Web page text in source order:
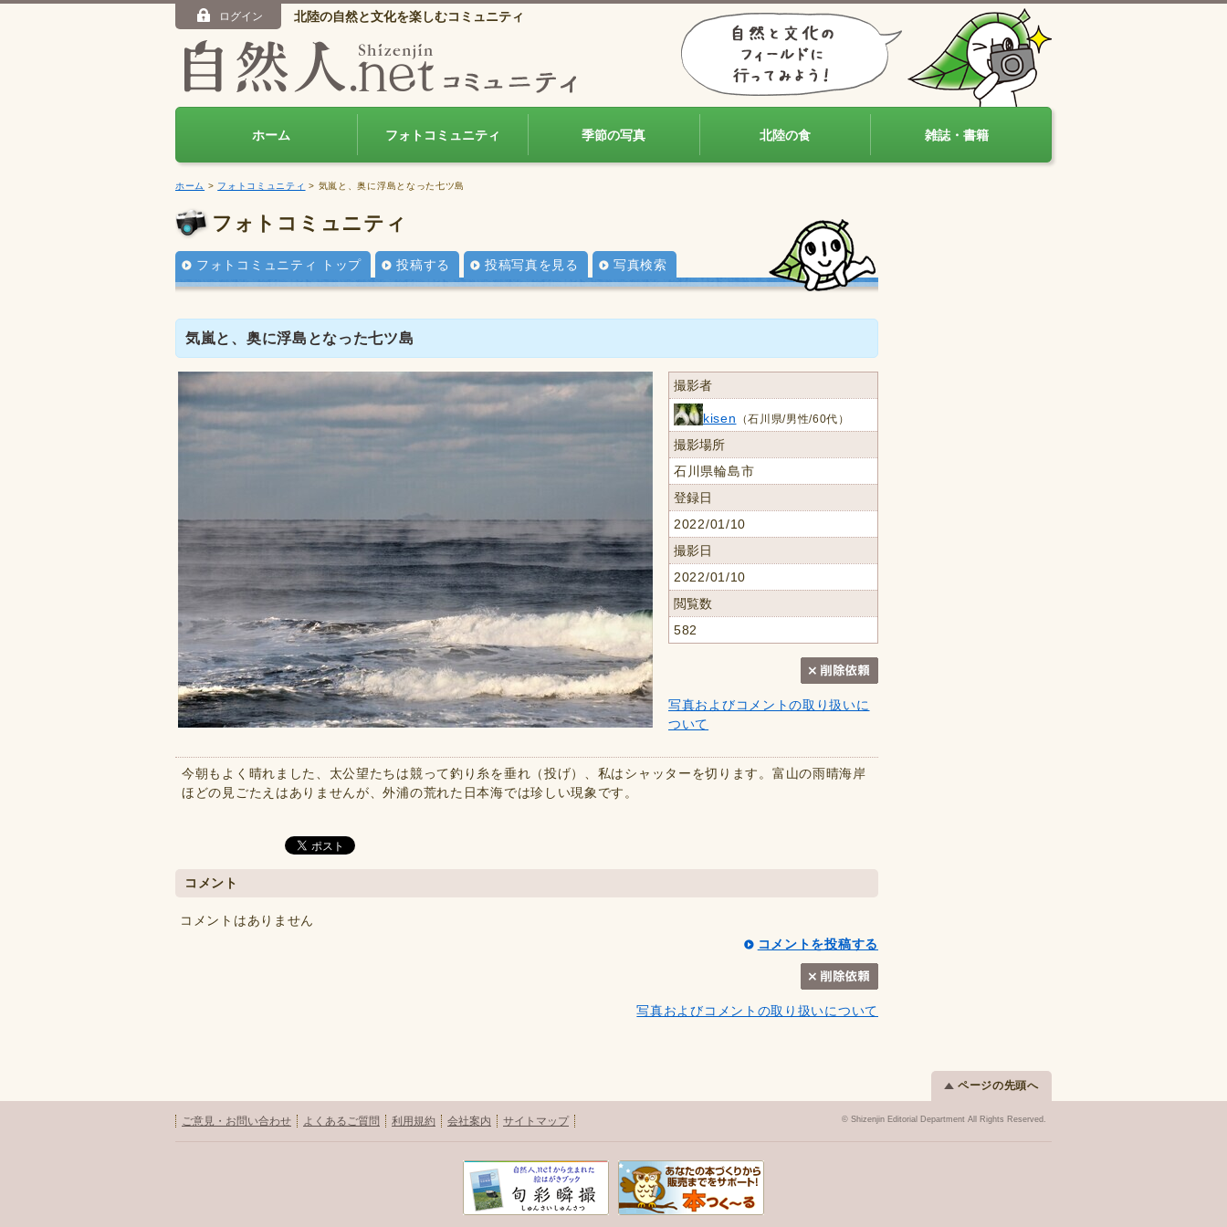
ログイン 北陸の自然と文化を楽しむコミュニティ
ホーム フォトコミュニティ 季節の写真 北陸の食 雑誌・書籍
ホーム > フォトコミュニティ > 気嵐と、奥に浮島となった七ツ島
フォトコミュニティ
フォトコミュニティ トップ 投稿する 投稿写真を見る 写真検索
気嵐と、奥に浮島となった七ツ島
撮影者
kisen （石川県/男性/60代）
撮影場所
石川県輪島市
登録日
2022/01/10
撮影日
2022/01/10
閲覧数
582
写真およびコメントの取り扱いに
ついて
今朝もよく晴れました、太公望たちは競って釣り糸を垂れ（投げ）、私はシャッターを切ります。富山の雨晴海岸
ほどの見ごたえはありませんが、外浦の荒れた日本海では珍しい現象です。
コメント
コメントはありません
コメントを投稿する
写真およびコメントの取り扱いについて
ページの先頭へ
ご意見・お問い合わせ よくあるご質問 利用規約 会社案内 サイトマップ © Shizenjin Editorial Department All Rights Reserved.